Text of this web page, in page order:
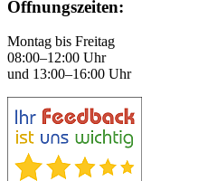
Öffnungszeiten:
Montag bis Freitag
08:00–12:00 Uhr
und 13:00–16:00 Uhr